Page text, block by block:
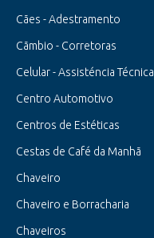
Cães - Adestramento
Cãmbio - Corretoras
Celular - Assisténcia Técnica
Centro Automotivo
Centros de Estéticas
Cestas de Café da Manhã
Chaveiro
Chaveiro e Borracharia
Chaveiros